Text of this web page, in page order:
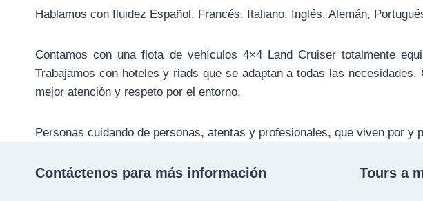
Hablamos con fluidez Español, Francés, Italiano, Inglés, Alemán,
Contamos con una flota de vehículos 4×4 Land Cruiser totalmente
Trabajamos con hoteles y riads que se adaptan a todas las
mejor atención y respeto por el entorno.
Personas cuidando de personas, atentas y profesionales, que viven por y
Contáctenos para más información Tours a